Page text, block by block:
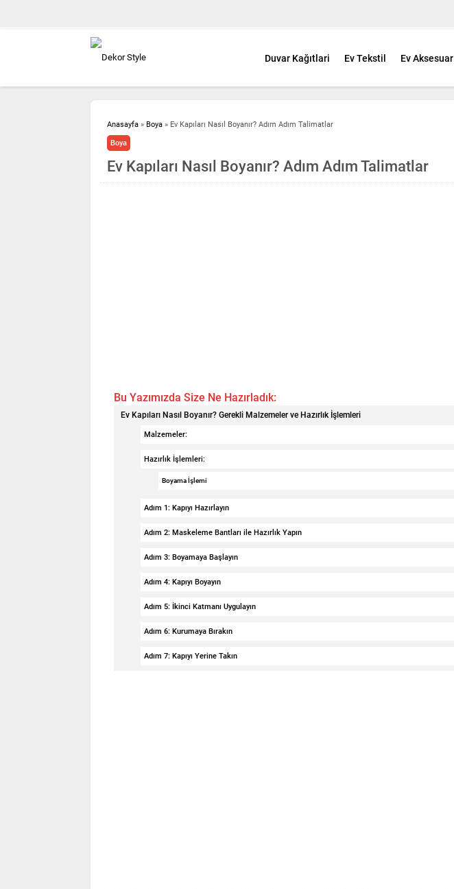
Duvar Kağıtlari Ev Tekstil Ev Aksesuar
Anasayfa » Boya » Ev Kapıları Nasıl Boyanır? Adım Adım Talimatlar
Boya
Ev Kapıları Nasıl Boyanır? Adım Adım Talimatlar
Bu Yazımızda Size Ne Hazırladık:
Ev Kapıları Nasıl Boyanır? Gerekli Malzemeler ve Hazırlık İşlemleri
Malzemeler:
Hazırlık İşlemleri:
Boyama İşlemi
Adım 1: Kapıyı Hazırlayın
Adım 2: Maskeleme Bantları ile Hazırlık Yapın
Adım 3: Boyamaya Başlayın
Adım 4: Kapıyı Boyayın
Adım 5: İkinci Katmanı Uygulayın
Adım 6: Kurumaya Bırakın
Adım 7: Kapıyı Yerine Takın